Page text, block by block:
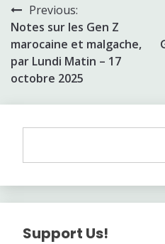
Post
navigation
Previous:
Notes sur les Gen Z
marocaine et malgache,
par Lundi Matin – 17
octobre 2025
Support Us!